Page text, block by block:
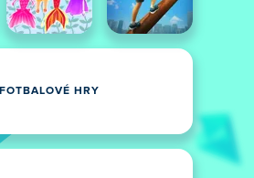
FOTBALOVÉ HRY